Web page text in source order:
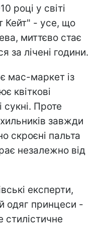
році у світі
Кейт" - усе, що
миттєво стає
за лічені години.
мас-маркет із
квіткові
сукні. Проте
завжди
скроєні пальта
незалежно від
експерти,
одяг принцеси -
стилістичне